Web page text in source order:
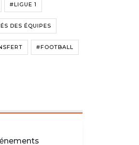
#LIGUE 1
DES ÉQUIPES
#FOOTBALL